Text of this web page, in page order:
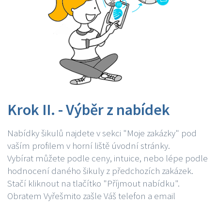
Krok II. - Výběr z nabídek
Nabídky šikulů najdete v sekci "Moje zakázky" pod
vaším profilem v horní liště úvodní stránky.
Vybírat můžete podle ceny, intuice, nebo lépe podle
hodnocení daného šikuly z předchozích zakázek.
Stačí kliknout na tlačítko "Příjmout nabídku".
Obratem Vyřešmito zašle Váš telefon a email